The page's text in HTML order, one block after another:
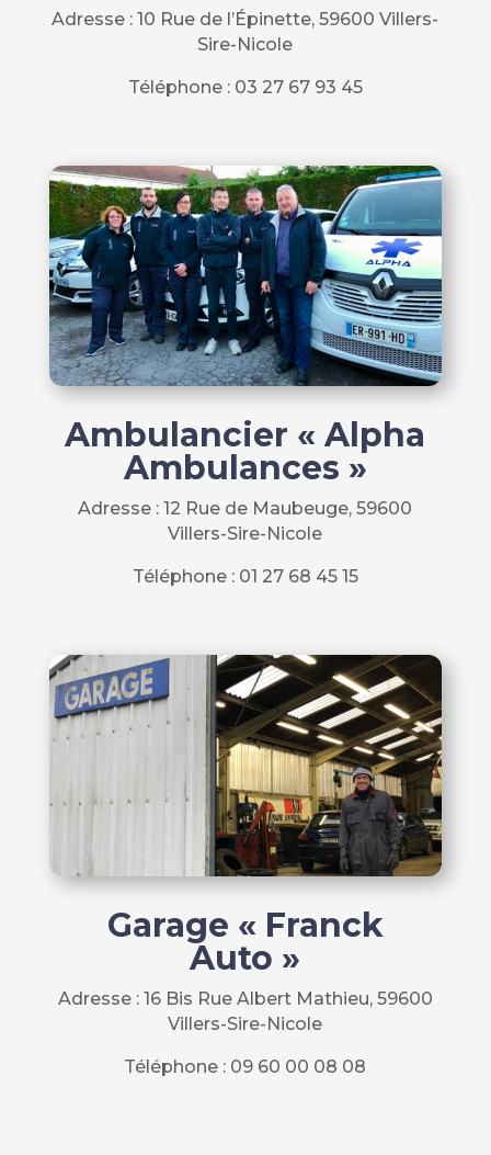
Adresse :10 Rue de l’Épinette, 59600 Villers-
Sire-Nicole
Téléphone : 03 27 67 93 45
Ambulancier « Alpha
Ambulances »
Adresse :12 Rue de Maubeuge, 59600
Villers-Sire-Nicole
Téléphone : 01 27 68 45 15
Garage « Franck
Auto »
Adresse : 16 Bis Rue Albert Mathieu, 59600
Villers-Sire-Nicole
Téléphone : 09 60 00 08 08